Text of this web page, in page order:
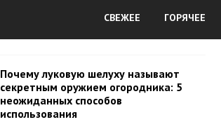
СВЕЖЕЕ ГОРЯЧЕЕ
Почему луковую шелуху называют
секретным оружием огородника: 5
неожиданных способов
использования